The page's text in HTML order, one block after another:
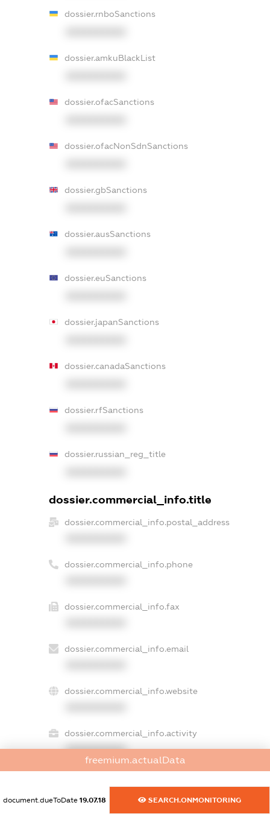
dossier.rnboSanctions
dossier.amkuBlackList
dossier.ofacSanctions
dossier.ofacNonSdnSanctions
dossier.gbSanctions
dossier.ausSanctions
dossier.euSanctions
dossier.japanSanctions
dossier.canadaSanctions
dossier.rfSanctions
dossier.russian_reg_title
dossier.commercial_info.title
dossier.commercial_info.postal_address
dossier.commercial_info.phone
dossier.commercial_info.fax
dossier.commercial_info.email
dossier.commercial_info.website
dossier.commercial_info.activity
XXXXXXXXXX
freemium.exampleText_1
freemium.exampleText_2
freemium.actualData
document.dueToDate 19.07.18 SEARCH.ONMONITORING